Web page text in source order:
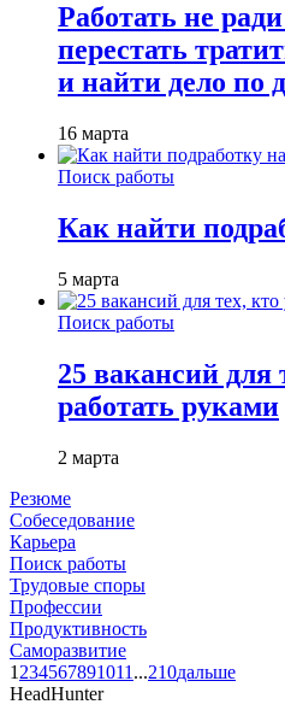
Работать не
перестать
и найти дело по
16 марта
Поиск работы
Как найти
5 марта
Поиск работы
25 вакансий для
работать руками
2 марта
Резюме
Собеседование
Карьера
Поиск работы
Трудовые споры
Профессии
Продуктивность
Саморазвитие
1 234567891011 ...210дальше
HeadHunter